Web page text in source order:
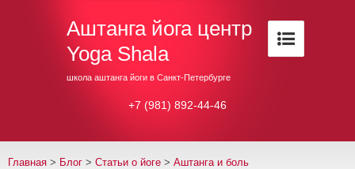
Аштанга йога центр
Yoga Shala
школа аштанга йоги в Санкт-Петербурге
+7 (981) 892-44-46
Главная > Блог > Cтатьи о йоге > Аштанга и боль